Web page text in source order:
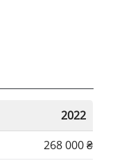
2022
268 000 ₴